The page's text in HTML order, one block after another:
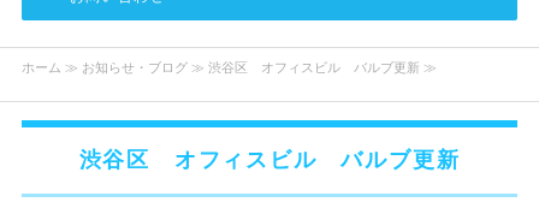
ホーム ≫ お知らせ・ブログ≫ 渋谷区 オフィスビル バルブ更新 ≫
渋谷区 オフィスビル バルブ更新